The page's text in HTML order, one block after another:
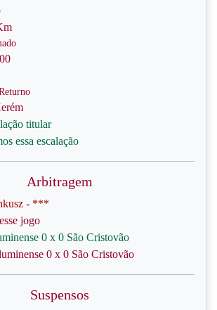
titular
essa escalação
Arbitragem
- ***
jogo
0 x 0 São Cristovão
0 x 0 São Cristovão
Suspensos